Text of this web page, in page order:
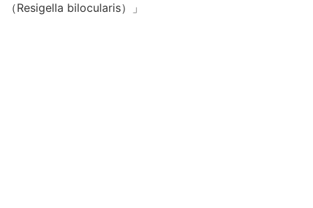
（Resigella bilocularis）」